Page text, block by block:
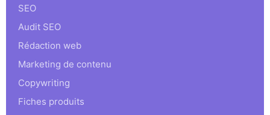
SEO
Audit SEO
Rédaction web
Marketing de contenu
Copywriting
Fiches produits